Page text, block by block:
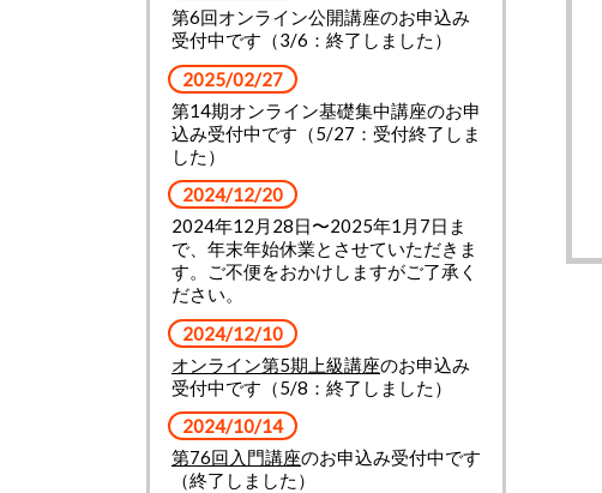
第6回オンライン公開講座のお申込み
受付中です（3/6：終了しました）
2025/02/27
第14期オンライン基礎集中講座のお申
込み受付中です（5/27：受付終了しま
した）
2024/12/20
2024年12月28日〜2025年1月7日ま
で、年末年始休業とさせていただきま
す。
ご不便をおかけしますがご了承く
ださい。
2024/12/10
オンライン第5期上級講座のお申込み
受付中です（5/8：終了しました）
2024/10/14
第76回入門講座のお申込み受付中です
（終了しました）